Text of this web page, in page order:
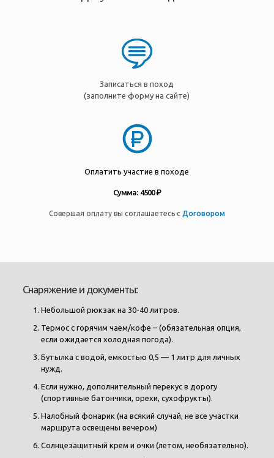
Записаться в поход
(заполните форму на сайте)
Оплатить участие в походе
Сумма: 4500 ₽
Совершая оплату вы соглашаетесь с Договором
Снаряжение и документы:
Небольшой рюкзак на 30-40 литров.
Термос с горячим чаем/кофе – (обязательная опция,
если ожидается холодная погода).
Бутылка с водой, емкостью 0,5 — 1 литр для личных
нужд.
Если нужно, дополнительный перекус в дорогу
(спортивные батончики, орехи, сухофрукты).
Налобный фонарик (на всякий случай, не все участки
маршрута освещены вечером)
Солнцезащитный крем и очки (летом, необязательно).